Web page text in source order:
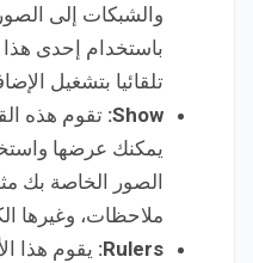
والشبكات إلى
تلقائيا بتشغيل
Show: تقوم هذه
يمكنك عرضها
الصور الخاصة بك
ملاحظات، وغيرها
Rulers: يقوم هذا